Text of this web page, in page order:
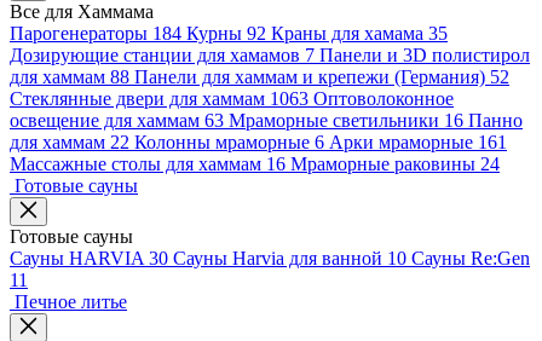
Все для Хаммама
Парогенераторы 184 Курны 92 Краны для хамама 35
Дозирующие станции для хамамов 7 Панели и 3D полистирол
для хаммам 88 Панели для хаммам и крепежи (Германия) 52
Стеклянные двери для хаммам 1063 Оптоволоконное
освещение для хаммам 63 Мраморные светильники 16 Панно
для хаммам 22 Колонны мраморные 6 Арки мраморные 161
Массажные столы для хаммам 16 Мраморные раковины 24
Готовые сауны
Готовые сауны
Сауны HARVIA 30 Сауны Harvia для ванной 10 Сауны Re:Gen
11
Печное литье